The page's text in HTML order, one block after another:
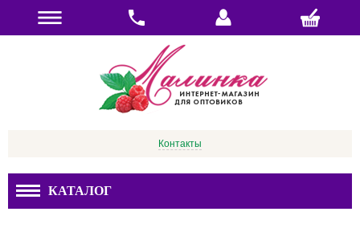
Контакты
КАТАЛОГ